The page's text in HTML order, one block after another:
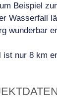
Beispiel
Wasserfall
wunderbar
ist nur 8 km